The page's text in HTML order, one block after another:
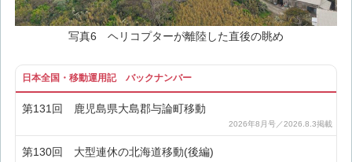
写真6 ヘリコプターが離陸した直後の眺め
日本全国・移動運用記 バックナンバー
第131回 鹿児島県大島郡与論町移動
第130回 大型連休の北海道移動(後編)